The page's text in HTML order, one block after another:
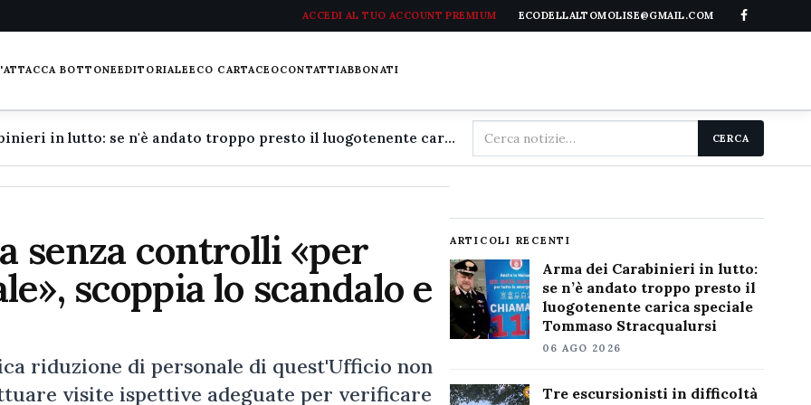
ACCEDI AL TUO ACCOUNT PREMIUM ECODELLALTOMOLISE@GMAIL.COM
BOTTONEEDITORIALEECO CARTACEOCONTATTIABBONATI
Arma dei Carabinieri in lutto: se n'è andato troppo presto il luogotenente carica speciale Tommaso Stracqualursi
Cerca
nel
CERCA
senza controlli «per
scoppia lo scandalo e
riduzione di personale di quest'Ufficio non
visite ispettive adeguate per verificare
ARTICOLI RECENTI
Arma dei Carabinieri in lutto:
se n’è andato troppo presto il
luogotenente carica speciale
Tommaso Stracqualursi
06 AGO 2026
Tre escursionisti in difficoltà